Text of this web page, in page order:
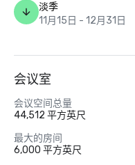
淡季
11月15日 - 12月31日
会议室
会议空间总量
44,512 平方英尺
最大的房间
6,000 平方英尺